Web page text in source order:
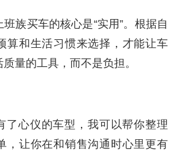
族买车的核心是“实用”。根据自
算和生活习惯来选择，才能让车
量的工具，而不是负担。
了心仪的车型，我可以帮你整理
，让你在和销售沟通时心里更有